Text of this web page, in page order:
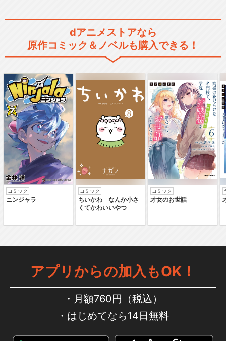
dアニメストアなら
原作コミック＆ノベルも購入できる！
コミック
ニンジャラ
コミック
ちいかわ なんか小さ
くてかわいいやつ
コミック
才女のお世話
アプリからの加入もOK！
月額760円（税込）
はじめてなら14日無料